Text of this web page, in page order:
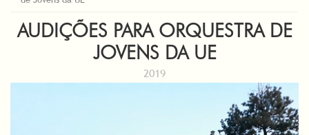
AUDIÇÕES PARA ORQUESTRA DE
JOVENS DA UE
2019